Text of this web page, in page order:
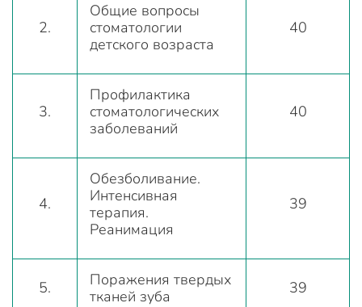
2.
Общие вопросы
стоматологии
детского возраста
40
3.
Профилактика
стоматологических
заболеваний
40
4.
Обезболивание.
Интенсивная
терапия.
Реанимация
39
5.
Поражения твердых
тканей зуба
39